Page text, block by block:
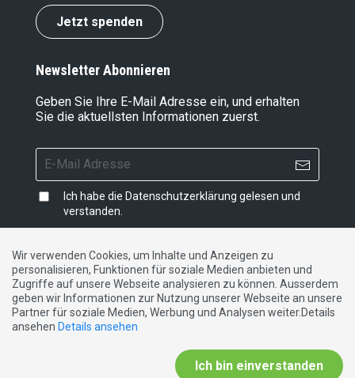
Jetzt spenden
Newsletter Abonnieren
Geben Sie Ihre E-Mail Adresse ein, und erhalten
Sie die aktuellsten Informationen zuerst.
Ich habe die Datenschutzerklärung gelesen und
verstanden.
Impressum|Datenschutzerklärung|Kontakt
DE FR IT
Wir verwenden Cookies, um Inhalte und Anzeigen zu
personalisieren, Funktionen für soziale Medien anbieten und
Zugriffe auf unsere Webseite analysieren zu können. Ausserdem
geben wir Informationen zur Nutzung unserer Webseite an unsere
Partner für soziale Medien, Werbung und Analysen weiter.Details
ansehen Details ansehen
Ich bin einverstanden